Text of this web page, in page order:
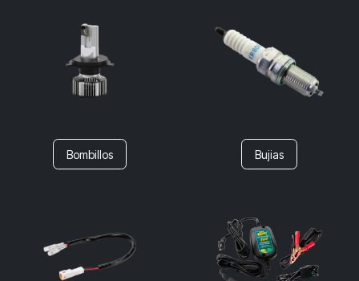
Bombillos Bujias